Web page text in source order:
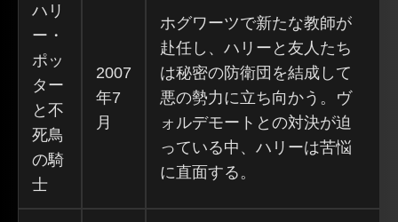
ハリ
ー・
ポッ
ター
と不
死鳥
の騎
士
2007
年7
月
ホグワーツで新たな教師が
赴任し、ハリーと友人たち
は秘密の防衛団を結成して
悪の勢力に立ち向かう。ヴ
ォルデモートとの対決が迫
っている中、ハリーは苦悩
に直面する。